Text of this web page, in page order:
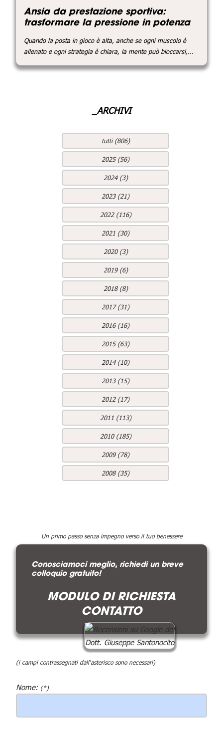
Ansia da prestazione sportiva:
trasformare la pressione in potenza
Quando la posta in gioco è alta, anche se ogni muscolo è
allenato e ogni strategia è chiara, la mente può bloccarsi,...
_ARCHIVI
tutti (806)
2025 (56)
2024 (3)
2023 (21)
2022 (116)
2021 (30)
2020 (3)
2019 (6)
2018 (8)
2017 (31)
2016 (16)
2015 (63)
2014 (10)
2013 (15)
2012 (17)
2011 (113)
2010 (185)
2009 (78)
2008 (35)
Un primo passo senza impegno verso il tuo benessere
Conosciamoci meglio, richiedi un breve
colloquio gratuito!
MODULO DI RICHIESTA
CONTATTO
(i campi contrassegnati dall'asterisco sono necessari)
Nome: (*)